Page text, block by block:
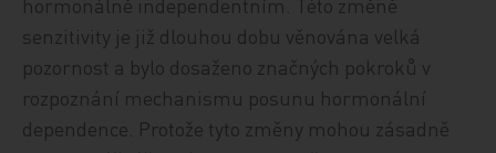
senzitivity je již dlouhou dobu věnována velká
pozornost a bylo dosaženo značných pokroků v
rozpoznání mechanismu posunu hormonální
dependence. Protože tyto změny mohou zásadně